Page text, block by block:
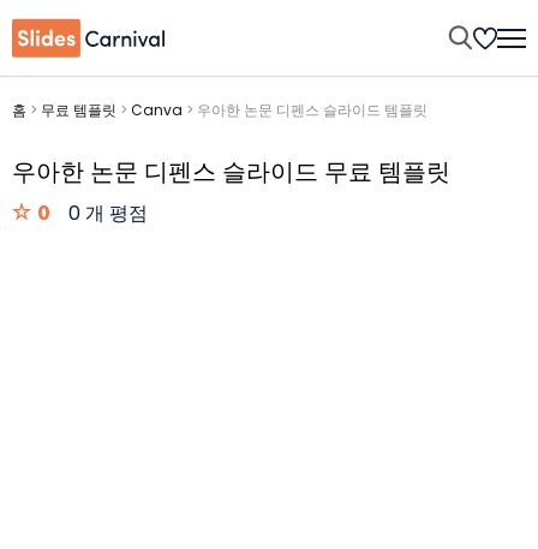
홈 > 무료 템플릿 > Canva > 우아한 논문 디펜스 슬라이드 템플릿
우아한 논문 디펜스 슬라이드 무료 템플릿
0 0 개 평점